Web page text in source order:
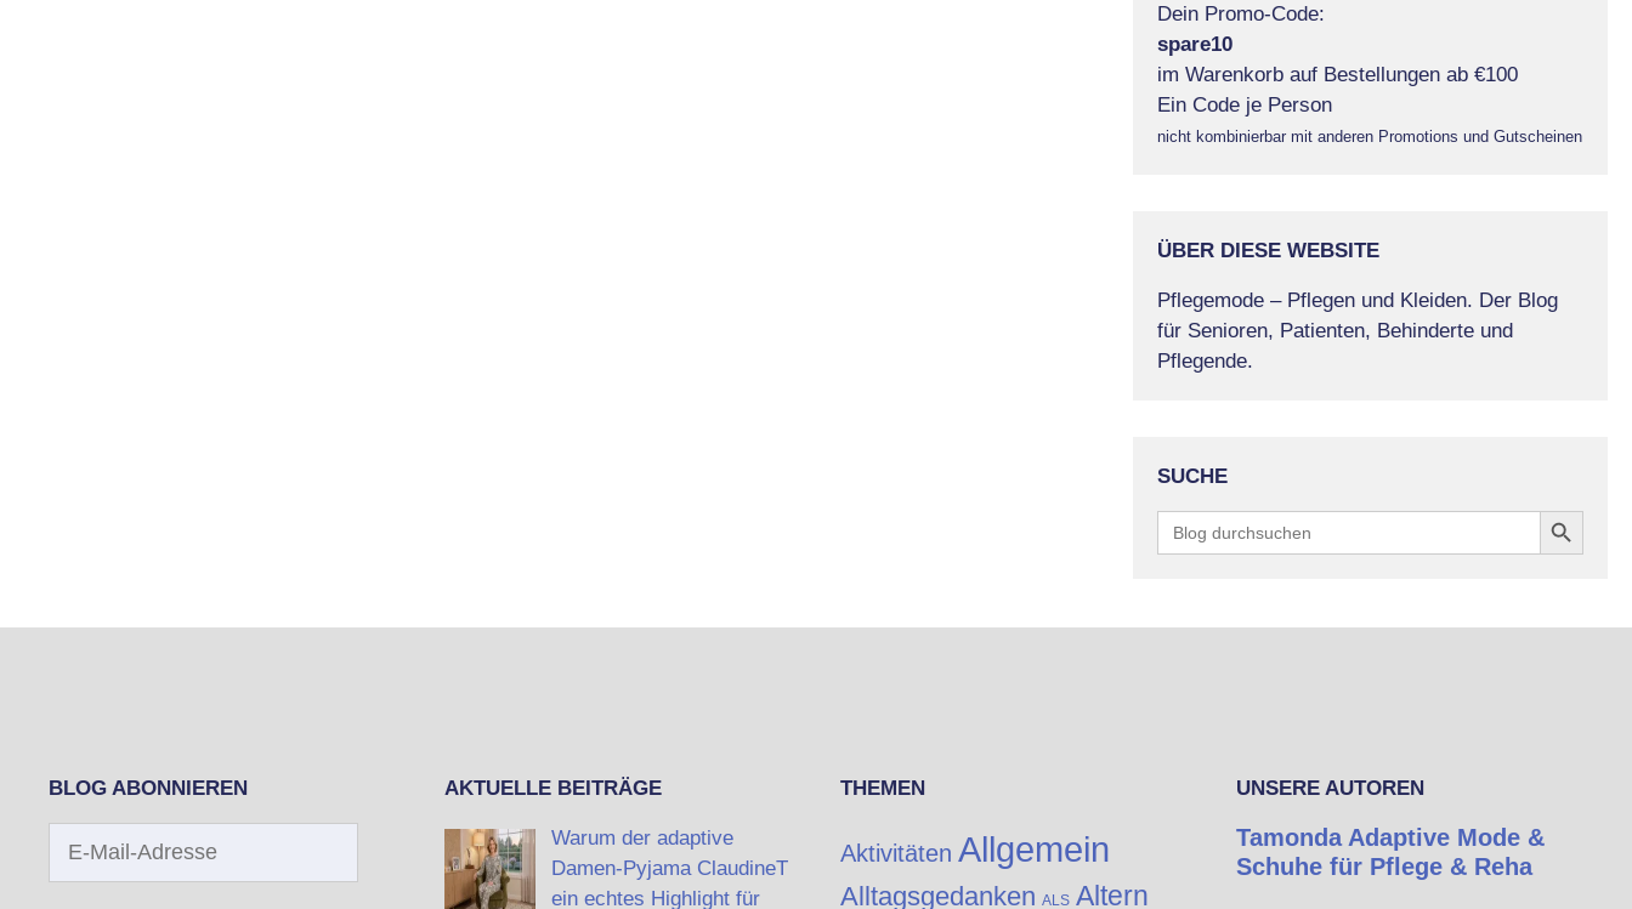
Dein Promo-Code:
spare10
im Warenkorb auf Bestellungen ab €100
Ein Code je Person
nicht kombinierbar mit anderen Promotions und Gutscheinen
ÜBER DIESE WEBSITE
Pflegemode – Pflegen und Kleiden. Der Blog
für Senioren, Patienten, Behinderte und
Pflegende.
SUCHE
Search
for:
Search Button
BLOG ABONNIEREN
Mail-
AKTUELLE BEITRÄGE
Warum der adaptive
Damen-Pyjama ClaudineT
ein echtes Highlight für
THEMEN
Aktivitäten Allgemein
Alltagsgedanken ALS Altern
UNSERE AUTOREN
Tamonda Adaptive Mode &
Schuhe für Pflege & Reha